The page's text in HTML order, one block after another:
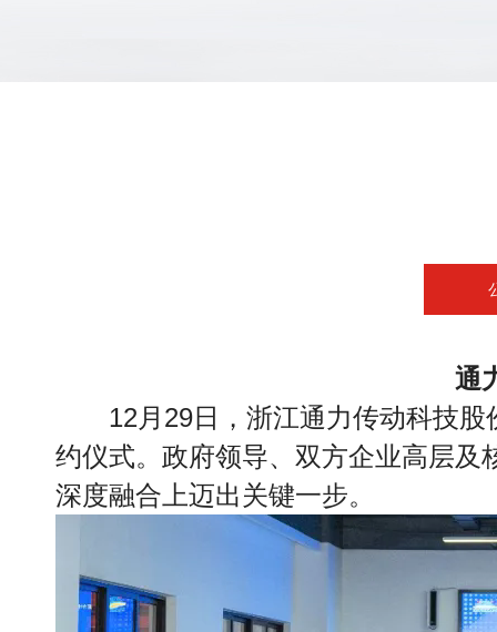
通
12月29日，浙江通力传动科技
约仪式。政府领导、双方企业高层及
深度融合上迈出关键一步。